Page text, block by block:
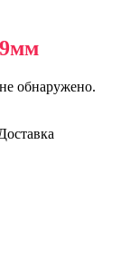
обнаружено.